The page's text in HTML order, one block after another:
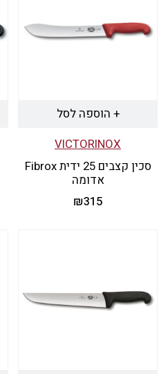
+ הוספה לסל
VICTORINOX
סכין קצבים 25 ידית Fibrox
אדומה
₪315